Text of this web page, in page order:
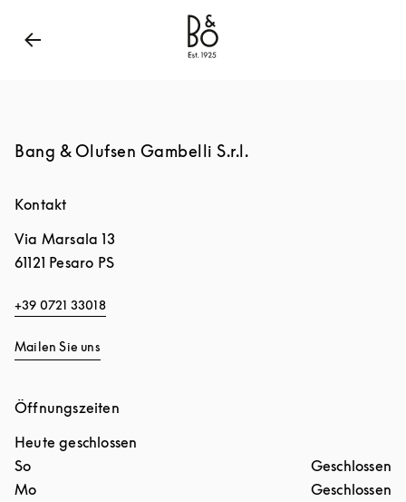
Bang & Olufsen - Exist to Create
Bang & Olufsen Gambelli S.r.l.
Kontakt
Via Marsala 13
61121 Pesaro PS
+39 0721 33018
Mailen Sie uns
Öffnungszeiten
Heute geschlossen
Wochentag
So
Geschlossen
Mo
Geschlossen